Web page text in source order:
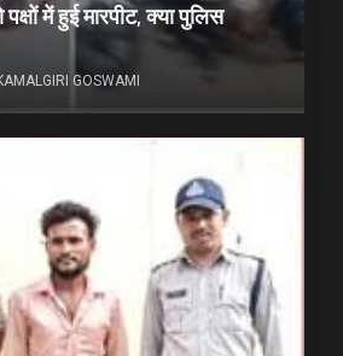
पक्षों में हुई मारपीट, क्या पुलिस
GOSWAMI